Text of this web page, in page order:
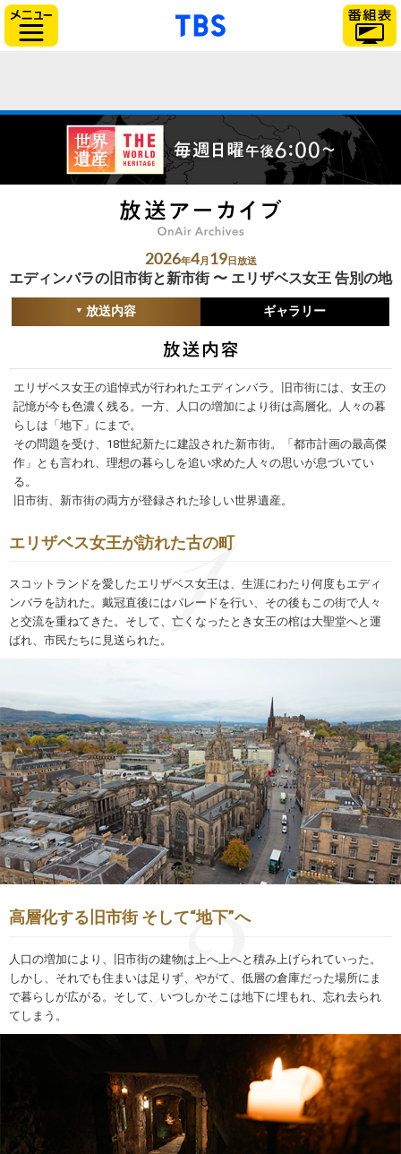
「TBSテレビ」トップ
2026年4月 19日放送
エディンバラの旧市街と新市街 〜 エリザベス女王 告別の地
放送内容 ギャラリー
エリザベス女王の追悼式が行われたエディンバラ。旧市街には、女王の
記憶が今も色濃く残る。一方、人口の増加により街は高層化。人々の暮
らしは「地下」にまで。
その問題を受け、18世紀新たに建設された新市街。「都市計画の最高傑
作」とも言われ、理想の暮らしを追い求めた人々の思いが息づいてい
る。
旧市街、新市街の両方が登録された珍しい世界遺産。
エリザベス女王が訪れた古の町
スコットランドを愛したエリザベス女王は、生涯にわたり何度もエディ
ンバラを訪れた。戴冠直後にはパレードを行い、その後もこの街で人々
と交流を重ねてきた。そして、亡くなったとき女王の棺は大聖堂へと運
ばれ、市民たちに見送られた。
高層化する旧市街 そして“地下”へ
人口の増加により、旧市街の建物は上へ上へと積み上げられていった。
しかし、それでも住まいは足りず、やがて、低層の倉庫だった場所にま
で暮らしが広がる。そして、いつしかそこは地下に埋もれ、忘れ去られ
てしまう。